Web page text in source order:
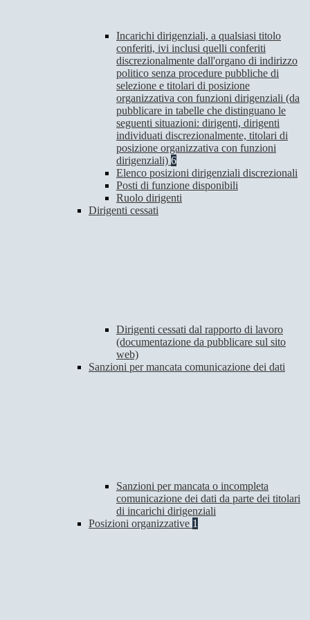
Incarichi dirigenziali, a qualsiasi titolo
conferiti, ivi inclusi quelli conferiti
discrezionalmente dall'organo di indirizzo
politico senza procedure pubbliche di
selezione e titolari di posizione
organizzativa con funzioni dirigenziali (da
pubblicare in tabelle che distinguano le
seguenti situazioni: dirigenti, dirigenti
individuati discrezionalmente, titolari di
posizione organizzativa con funzioni
dirigenziali) 6
Elenco posizioni dirigenziali discrezionali
Posti di funzione disponibili
Ruolo dirigenti
Dirigenti cessati
Dirigenti cessati dal rapporto di lavoro
(documentazione da pubblicare sul sito
web)
Sanzioni per mancata comunicazione dei dati
Sanzioni per mancata o incompleta
comunicazione dei dati da parte dei titolari
di incarichi dirigenziali
Posizioni organizzative 1